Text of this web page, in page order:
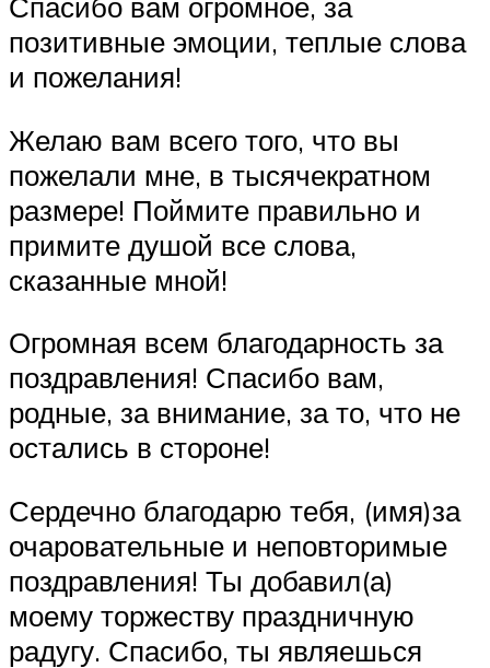
позитивные эмоции, теплые слова
и пожелания!
Желаю вам всего того, что вы
пожелали мне, в тысячекратном
размере! Поймите правильно и
примите душой все слова,
сказанные мной!
Огромная всем благодарность за
поздравления! Спасибо вам,
родные, за внимание, за то, что не
остались в стороне!
Сердечно благодарю тебя, (имя)за
очаровательные и неповторимые
поздравления! Ты добавил(а)
моему торжеству праздничную
радугу. Спасибо, ты являешься